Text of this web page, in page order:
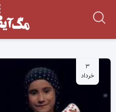
۳
خرداد